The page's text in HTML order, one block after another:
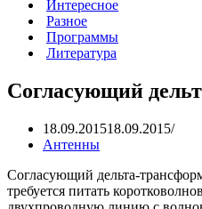
Интересное
Разное
Программы
Литература
Согласующий
18.09.201518.09.2015
Антенны
Согласующий дельта-
требуется питать